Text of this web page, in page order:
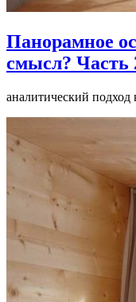
Панорамное
смысл? Часть
аналитический подход